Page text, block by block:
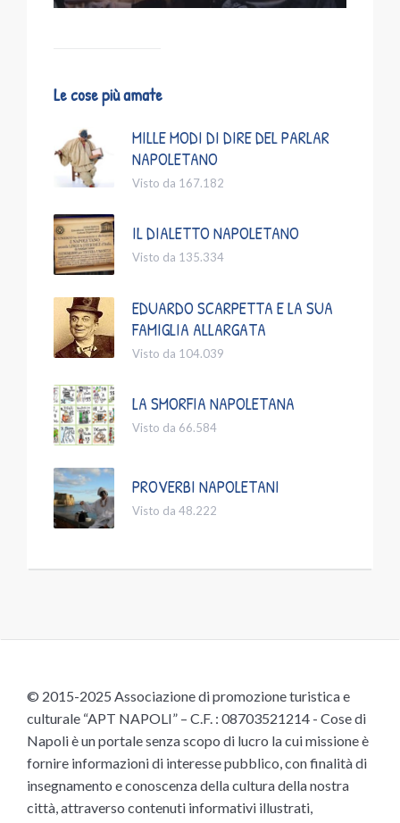
Le cose più amate
MILLE MODI DI DIRE DEL PARLAR
NAPOLETANO
Visto da 167.182
IL DIALETTO NAPOLETANO
Visto da 135.334
EDUARDO SCARPETTA E LA SUA
FAMIGLIA ALLARGATA
Visto da 104.039
LA SMORFIA NAPOLETANA
Visto da 66.584
PROVERBI NAPOLETANI
Visto da 48.222
© 2015-2025 Associazione di promozione turistica e
culturale “APT NAPOLI” – C.F. : 08703521214 - Cose di
Napoli è un portale senza scopo di lucro la cui missione è
fornire informazioni di interesse pubblico, con finalità di
insegnamento e conoscenza della cultura della nostra
città, attraverso contenuti informativi illustrati,